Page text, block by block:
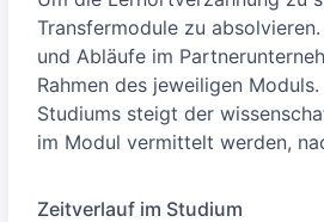
Transfermodule zu
und Abläufe im
Rahmen des jeweiligen
Studiums steigt der
im Modul vermittelt werden,
Zeitverlauf im Studium